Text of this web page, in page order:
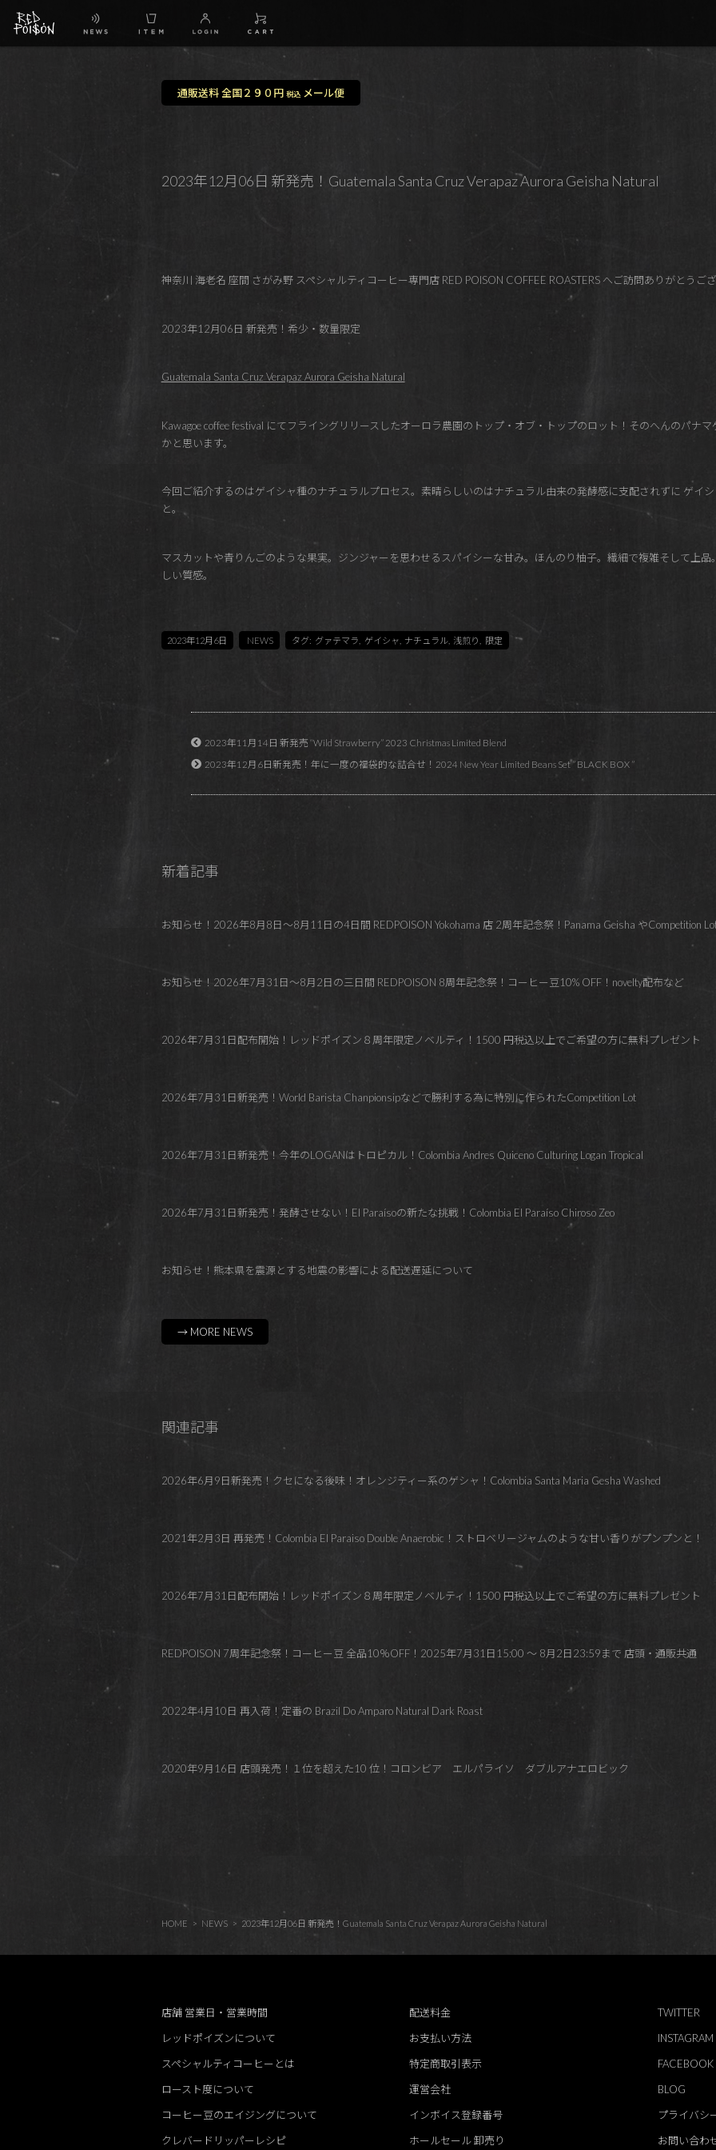
通販送料 全国２９０円 税込メール便
2023年12月06日 新発売！Guatemala Santa Cruz Verapaz Aurora Geisha Natural
神奈川 海老名 座間 さがみ野 スペシャルティコーヒー専門店 RED POISON COFFEE ROASTERS へご訪問ありがとうご
2023年12月06日 新発売！希少・数量限定
Guatemala Santa Cruz Verapaz Aurora Geisha Natural
Kawagoe coffee festival にてフライングリリースしたオーロラ農園のトップ・オブ・トップのロット！そのへんのパナ
かと思います。
今回ご紹介するのはゲイシャ種のナチュラルプロセス。素晴らしいのはナチュラル由来の発酵感に支配されずに ゲイ
と。
マスカットや青りんごのような果実。ジンジャーを思わせるスパイシーな甘み。ほんのり柚子。繊細で複雑そして上
しい質感。
2023年12月6日 NEWS タグ: グァテマラ ゲイシャ ナチュラル 浅煎り 限定
2023年11月14日 新発売 “Wild Strawberry” 2023 Christmas Limited Blend
2023年12月6日新発売！年に一度の福袋的な詰合せ！2024 New Year Limited Beans Set ” BLACK BOX ”
新着記事
お知らせ！2026年8月8日～8月11日の4日間 REDPOISON Yokohama 店 2周年記念祭！Panama Geisha やCompetition
お知らせ！2026年7月31日～8月2日の三日間 REDPOISON 8周年記念祭！コーヒー豆10% OFF！novelty配布など
2026年7月31日配布開始！レッドポイズン８周年限定ノベルティ！1500 円税込以上でご希望の方に無料プレゼント
2026年7月31日新発売！World Barista Chanpionsipなどで勝利する為に特別に作られたCompetition Lot
2026年7月31日新発売！今年のLOGANはトロピカル！Colombia Andres Quiceno Culturing Logan Tropical
2026年7月31日新発売！発酵させない！El Paraísoの新たな挑戦！Colombia El Paraíso Chiroso Zeo
お知らせ！熊本県を震源とする地震の影響による配送遅延について
→ MORE NEWS
関連記事
2026年6月9日新発売！クセになる後味！オレンジティー系のゲシャ！Colombia Santa Maria Gesha Washed
2021年2月3日 再発売！Colombia El Paraiso Double Anaerobic！ストロベリージャムのような甘い香りがプンプンと！
2026年7月31日配布開始！レッドポイズン８周年限定ノベルティ！1500 円税込以上でご希望の方に無料プレゼント
REDPOISON 7周年記念祭！コーヒー豆 全品10％OFF！2025年7月31日15:00 ～ 8月2日23:59まで 店頭・通販共通
2022年4月10日 再入荷！定番の Brazil Do Amparo Natural Dark Roast
2020年9月16日 店頭発売！１位を超えた10 位！コロンビア エルパライソ ダブルアナエロビック
HOME NEWS 2023年12月06日 新発売！Guatemala Santa Cruz Verapaz Aurora Geisha Natural
店舗 営業日・営業時間
レッドポイズンについて
スペシャルティコーヒーとは
ロースト度について
コーヒー豆のエイジングについて
クレバードリッパーレシピ
配送料金
お支払い方法
特定商取引表示
運営会社
インボイス登録番号
ホールセール 卸売り
TWITTER
INSTAGRAM
FACEBOOK
BLOG
プライバシ
お問い合わ